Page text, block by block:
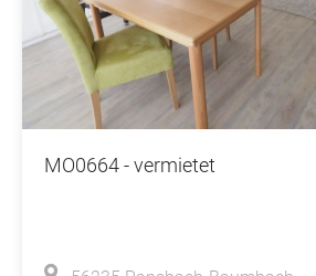
MO0664 - vermietet